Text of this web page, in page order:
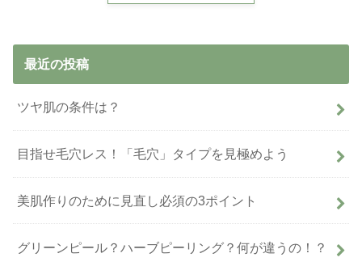
最近の投稿
ツヤ肌の条件は？
目指せ毛穴レス！「毛穴」タイプを見極めよう
美肌作りのために見直し必須の3ポイント
グリーンピール？ハーブピーリング？何が違うの！？